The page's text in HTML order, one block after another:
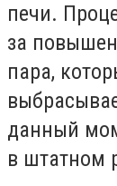
печи.
за
пара,
данный
в штатном